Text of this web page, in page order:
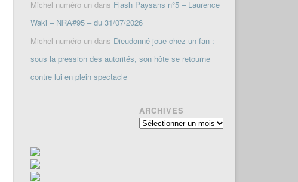
Michel numéro un dans Flash Paysans n°5 – Laurence
Waki – NRA#95 – du 31/07/2026
Michel numéro un dans Dieudonné joue chez un fan :
sous la pression des autorités, son hôte se retourne
contre lui en plein spectacle
ARCHIVES
Archives